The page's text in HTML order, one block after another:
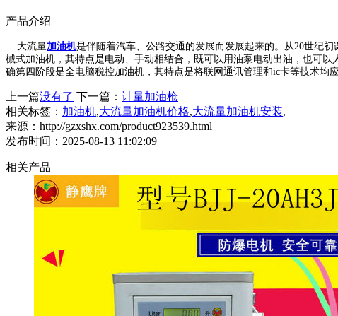
产品介绍
大流量加油机是伴随着汽车、公路交通的发展而发展起来的。从20世纪
械式加油机，其特点是电动、手动相结合，既可以用油泵电动出油，也可
确第四阶段是全电脑税控加油机，其特点是将联网通讯管理和ic卡等技术均
上一篇没有了 下一篇： 计量加油枪
相关标签： 加油机,大流量加油机价格,大流量加油机安装,
来源：http://gzxshx.com/product923539.html
发布时间：2025-08-13 11:02:09
相关产品